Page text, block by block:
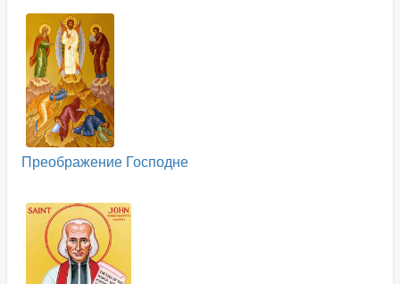
Преображение Господне